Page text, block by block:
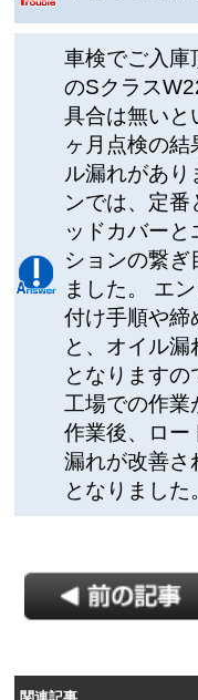
車検でご入庫
のSクラス
具合は無いと
ヶ月点検の結
ル漏れがあり
ンでは、定
ッドカバーと
ションの繋ぎ
ました。 エ
付け手順や締
と、オイル漏
となります
工場での作業
作業後、ロー
漏れが改善さ
となりました